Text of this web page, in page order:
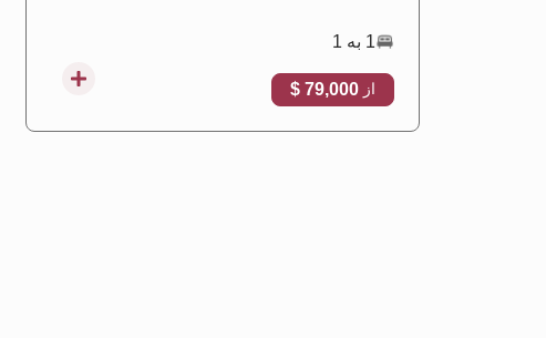
1 به 1
از 79,000 $